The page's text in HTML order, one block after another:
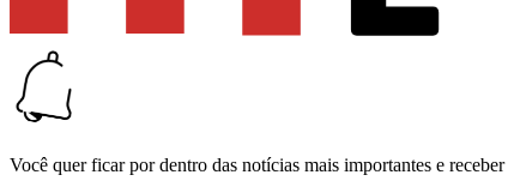
Você quer ficar por dentro das notícias mais importantes e receber